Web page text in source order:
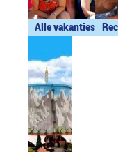
Alle vakanties